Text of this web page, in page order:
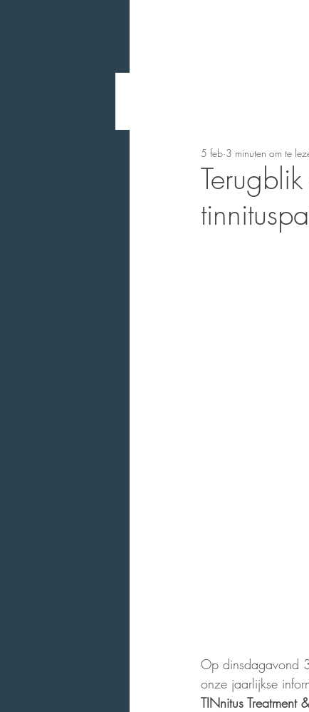
5 feb 3 minuten om te
Op dinsdagavond
onze jaarlijkse
TINnitus Treatment